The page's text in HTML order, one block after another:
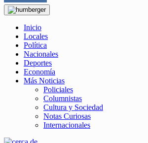
Inicio
Locales
Política
Nacionales
Deportes
Economía
Más Noticias
Policiales
Columnistas
Cultura y Sociedad
Notas Curiosas
Internacionales